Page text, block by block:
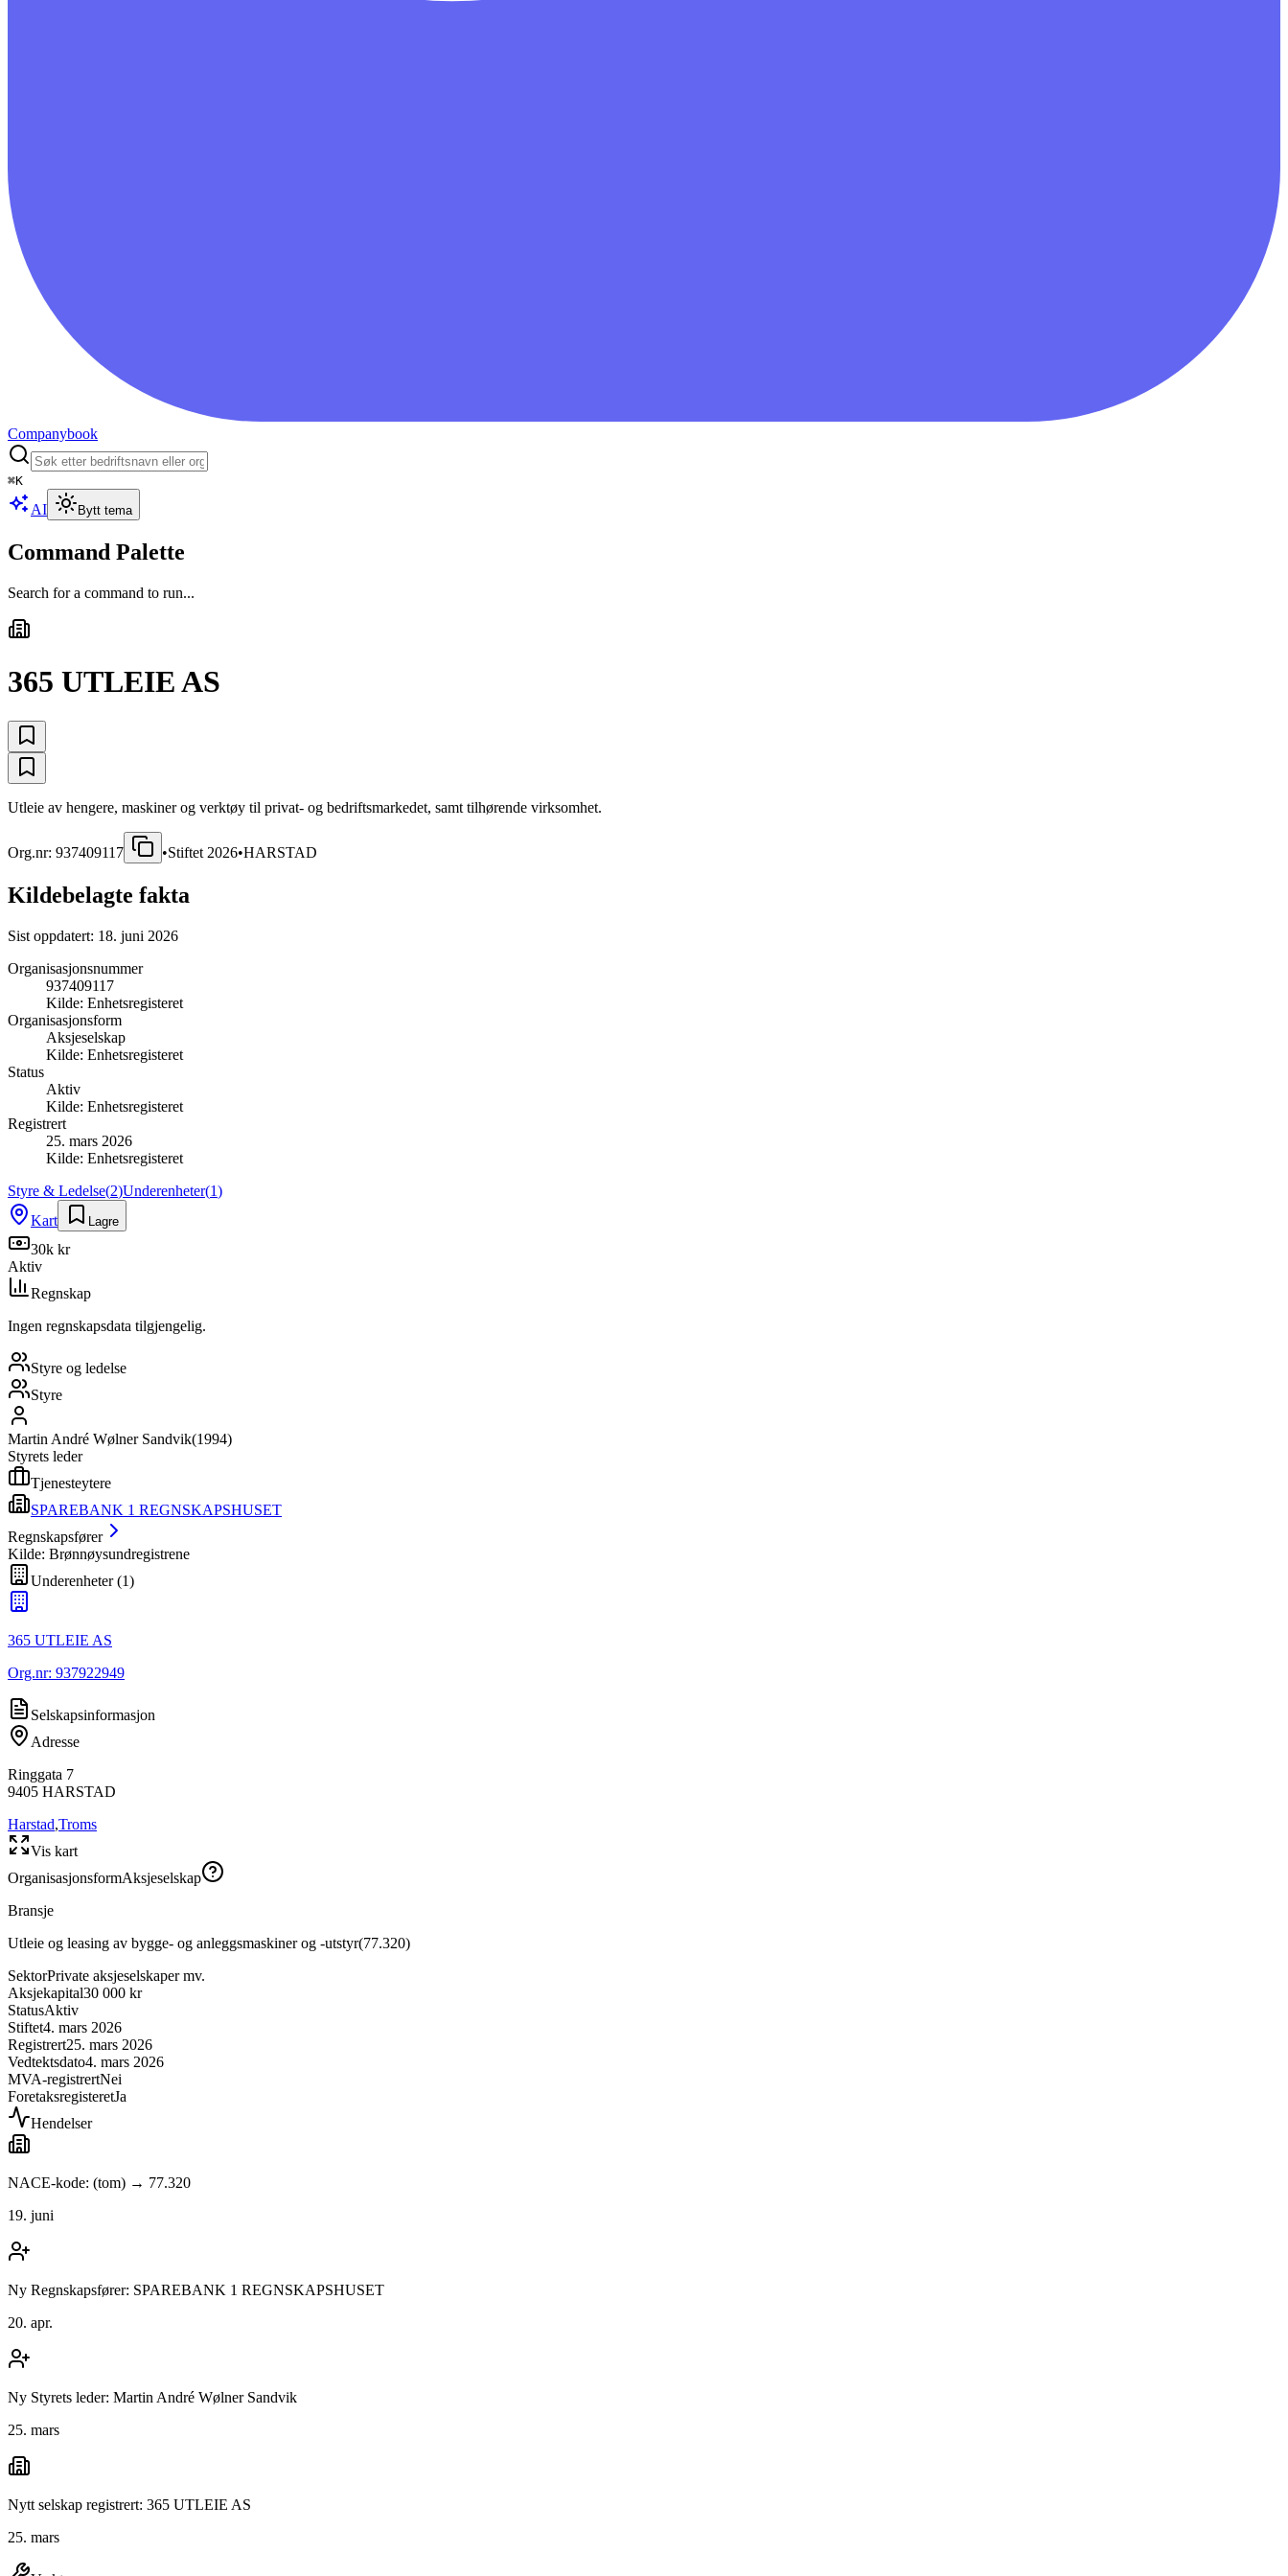
Companybook
⌘K
AI Bytt tema
Command Palette
Search for a command to run...
365 UTLEIE AS
Utleie av hengere, maskiner og verktøy til privat- og bedriftsmarkedet, samt tilhørende virksomhet.
Org.nr: 937409117 •Stiftet 2026•HARSTAD
Kildebelagte fakta
Sist oppdatert: 18. juni 2026
Organisasjonsnummer
937409117
Kilde: Enhetsregisteret
Organisasjonsform
Aksjeselskap
Kilde: Enhetsregisteret
Status
Aktiv
Kilde: Enhetsregisteret
Registrert
25. mars 2026
Kilde: Enhetsregisteret
Styre & Ledelse(2)Underenheter(1)
Kart
Lagre
30k kr
Aktiv
Regnskap
Ingen regnskapsdata tilgjengelig.
Styre og ledelse
Styre
Martin André Wølner Sandvik(1994)
Styrets leder
Tjenesteytere
SPAREBANK 1 REGNSKAPSHUSET
Regnskapsfører
Kilde: Brønnøysundregistrene
Underenheter(1)
365 UTLEIE AS
Org.nr: 937922949
Selskapsinformasjon
Adresse
Ringgata 7
9405 HARSTAD
Harstad,Troms
Vis kart
OrganisasjonsformAksjeselskap
Bransje
Utleie og leasing av bygge- og anleggsmaskiner og -utstyr(77.320)
SektorPrivate aksjeselskaper mv.
Aksjekapital30 000 kr
StatusAktiv
Stiftet4. mars 2026
Registrert25. mars 2026
Vedtektsdato4. mars 2026
MVA-registrertNei
ForetaksregisteretJa
Hendelser
NACE-kode: (tom) → 77.320
19. juni
Ny Regnskapsfører: SPAREBANK 1 REGNSKAPSHUSET
20. apr.
Ny Styrets leder: Martin André Wølner Sandvik
25. mars
Nytt selskap registrert: 365 UTLEIE AS
25. mars